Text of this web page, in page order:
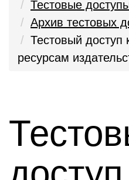
Тестовые
Архив тестовых
Тестовый доступ
ресурсам